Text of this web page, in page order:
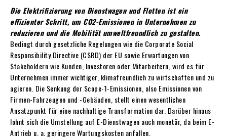
Die Elektrifizierung von Dienstwagen und Flotten ist ein
effizienter Schritt, um CO2-Emissionen in Unternehmen zu
reduzieren und die Mobilität umweltfreundlich zu gestalten.
Bedingt durch gesetzliche Regelungen wie die Corporate Social
Responsibility Directive (CSRD) der EU sowie Erwartungen von
Stakeholdern wie Kunden, Investoren oder Mitarbeitern, wird es für
Unternehmen immer wichtiger, klimafreundlich zu wirtschaften und zu
agieren. Die Senkung der Scope-1-Emissionen, also Emissionen von
Firmen-Fahrzeugen und -Gebäuden, stellt einen wesentlichen
Ansatzpunkt für eine nachhaltige Transformation dar. Darüber hinaus
lohnt sich die Umstellung auf E-Dienstwagen auch monetär, da beim E-
Antrieb u. a. geringere Wartungskosten anfallen.